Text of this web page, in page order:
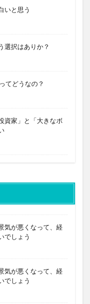
いと思う
選択はありか？
てどうなの？
資家」と「大きなボ
気が悪くなって、経
でしょう
気が悪くなって、経
でしょう